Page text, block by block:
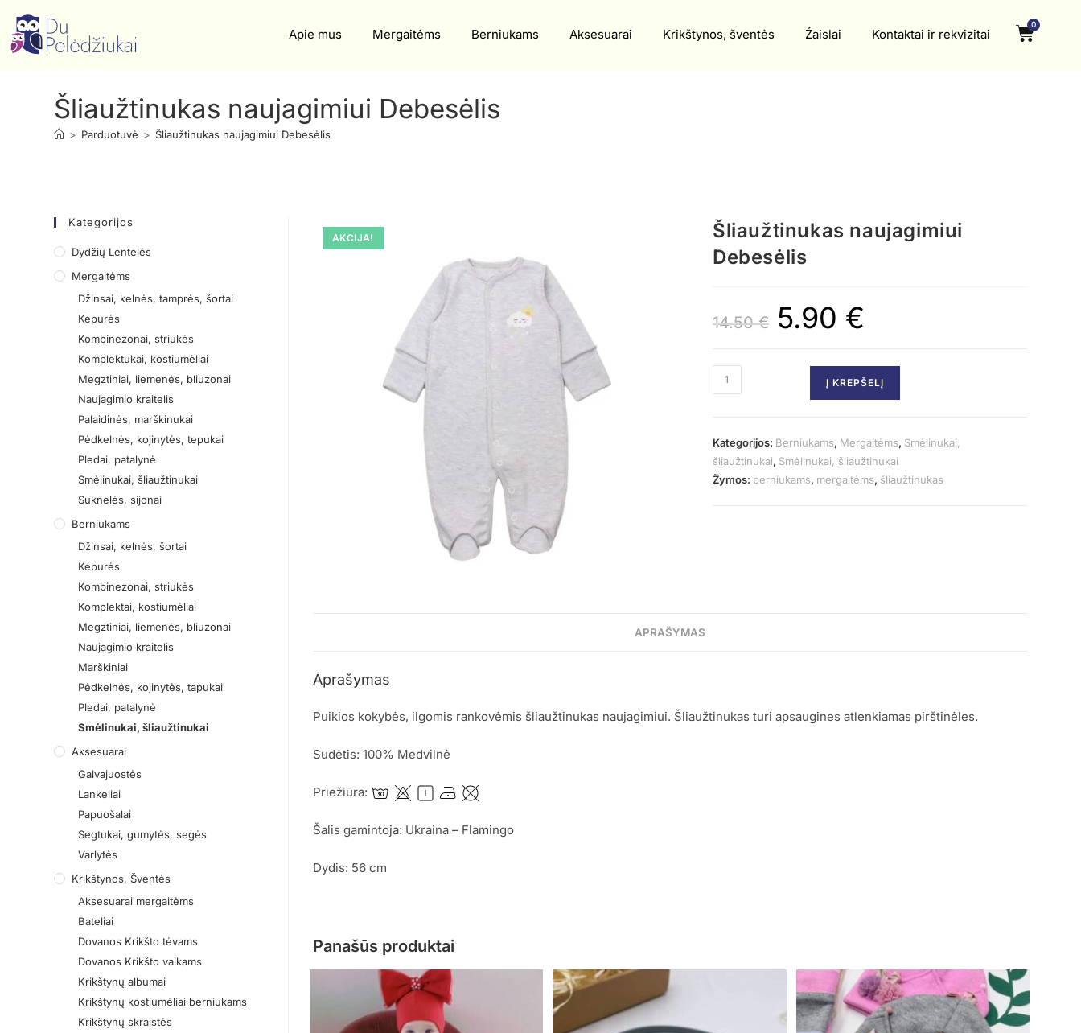
Apie mus Mergaitėms Berniukams Aksesuarai Krikštynos, šventės Žaislai Kontaktai ir rekvizitai
0
Šliaužtinukas naujagimiui Debesėlis
> Parduotuvė > Šliaužtinukas naujagimiui Debesėlis
AKCIJA!
Šliaužtinukas naujagimiui
Debesėlis
14.50€ 5.90 €
Į KREPŠELĮ
Kategorijos: Berniukams, Mergaitėms, Smėlinukai,
šliaužtinukai, Smėlinukai, šliaužtinukai
Žymos: berniukams, mergaitėms, šliaužtinukas
APRAŠYMAS
Aprašymas
Puikios kokybės, ilgomis rankovėmis šliaužtinukas naujagimiui. Šliaužtinukas turi apsaugines atlenkiamas pirštinėles.
Sudėtis: 100% Medvilnė
Priežiūra:
Šalis gamintoja: Ukraina – Flamingo
Dydis: 56 cm
Panašūs produktai
Kategorijos
Dydžių Lentelės
Mergaitėms
Džinsai, kelnės, tamprės, šortai
Kepurės
Kombinezonai, striukės
Komplektukai, kostiumėliai
Megztiniai, liemenės, bliuzonai
Naujagimio kraitelis
Palaidinės, marškinukai
Pėdkelnės, kojinytės, tepukai
Pledai, patalynė
Smėlinukai, šliaužtinukai
Suknelės, sijonai
Berniukams
Džinsai, kelnės, šortai
Kepurės
Kombinezonai, striukės
Komplektai, kostiumėliai
Megztiniai, liemenės, bliuzonai
Naujagimio kraitelis
Marškiniai
Pėdkelnės, kojinytės, tapukai
Pledai, patalynė
Smėlinukai, šliaužtinukai
Aksesuarai
Galvajuostės
Lankeliai
Papuošalai
Segtukai, gumytės, segės
Varlytės
Krikštynos, Šventės
Aksesuarai mergaitėms
Bateliai
Dovanos Krikšto tėvams
Dovanos Krikšto vaikams
Krikštynų albumai
Krikštynų kostiumėliai berniukams
Krikštynų skraistės